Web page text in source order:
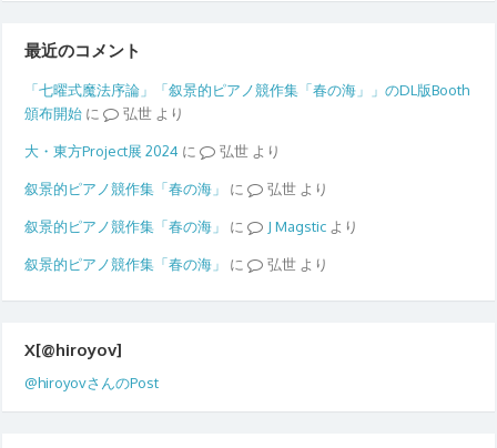
最近のコメント
「七曜式魔法序論」「叙景的ピアノ競作集「春の海」」のDL版Booth
頒布開始 に 弘世より
大・東方Project展 2024 に 弘世より
叙景的ピアノ競作集「春の海」 に 弘世より
叙景的ピアノ競作集「春の海」 に Magsticより
叙景的ピアノ競作集「春の海」 に 弘世より
X[@hiroyov]
@hiroyovさんのPost